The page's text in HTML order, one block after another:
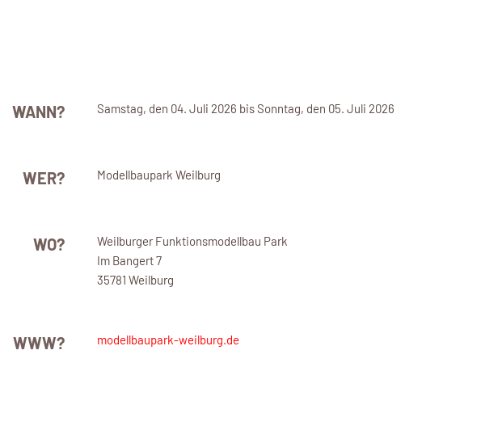
WANN? Samstag, den 04. Juli 2026 bis Sonntag, den 05. Juli 2026
WER? Modellbaupark Weilburg
WO?
Weilburger Funktionsmodellbau Park
Im Bangert 7
35781 Weilburg
WWW? modellbaupark-weilburg.de